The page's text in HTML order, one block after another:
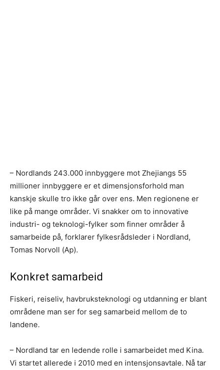
– Nordlands 243.000 innbyggere mot Zhejiangs 55
millioner innbyggere er et dimensjonsforhold man
kanskje skulle tro ikke går over ens. Men regionene er
like på mange områder. Vi snakker om to innovative
industri- og teknologi-fylker som finner områder å
samarbeide på, forklarer fylkesrådsleder i Nordland,
Tomas Norvoll (Ap).
Konkret samarbeid
Fiskeri, reiseliv, havbruksteknologi og utdanning er blant
områdene man ser for seg samarbeid mellom de to
landene.
– Nordland tar en ledende rolle i samarbeidet med Kina.
Vi startet allerede i 2010 med en intensjonsavtale. Nå tar